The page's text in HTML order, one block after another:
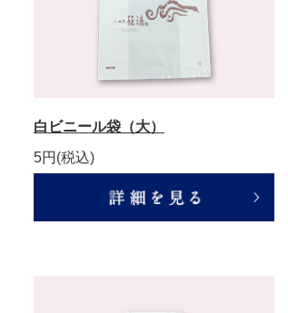
白ビニール袋（大）
5円 (税込)